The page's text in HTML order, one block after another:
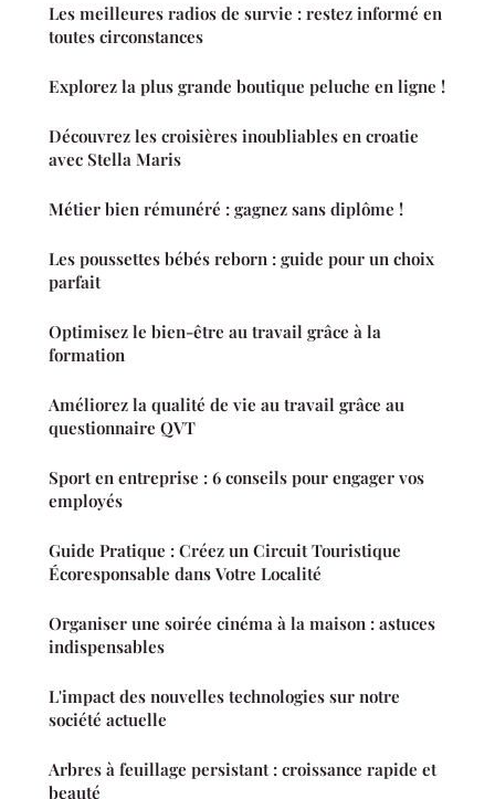
Les meilleures radios de survie : restez informé en
toutes circonstances
Explorez la plus grande boutique peluche en ligne !
Découvrez les croisières inoubliables en croatie
avec Stella Maris
Métier bien rémunéré : gagnez sans diplôme !
Les poussettes bébés reborn : guide pour un choix
parfait
Optimisez le bien-être au travail grâce à la
formation
Améliorez la qualité de vie au travail grâce au
questionnaire QVT
Sport en entreprise : 6 conseils pour engager vos
employés
Guide Pratique : Créez un Circuit Touristique
Écoresponsable dans Votre Localité
Organiser une soirée cinéma à la maison : astuces
indispensables
L'impact des nouvelles technologies sur notre
société actuelle
Arbres à feuillage persistant : croissance rapide et
beauté